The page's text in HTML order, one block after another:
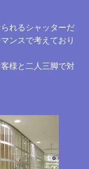
れるシャッターだ
ンスで考えており
様と二人三脚で対